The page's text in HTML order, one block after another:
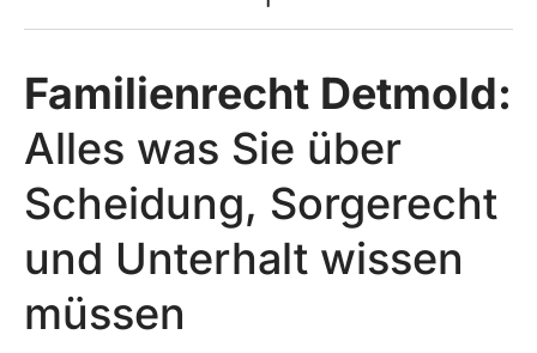
Familienrecht Detmold:
Alles was Sie über
Scheidung, Sorgerecht
und Unterhalt wissen
müssen